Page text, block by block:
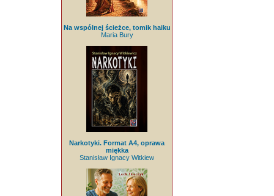
Na wspólnej ścieżce, tomik haiku
Maria Bury
Narkotyki. Format A4, oprawa
miękka
Stanisław Ignacy Witkiew